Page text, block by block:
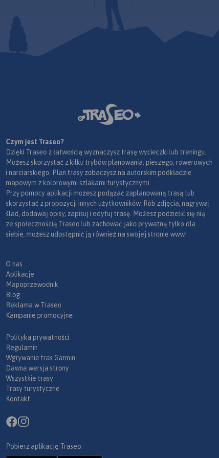
Czym jest Traseo?
Dzięki Traseo z łatwością wyznaczysz trasę wycieczki lub treningu.
Możesz skorzystać z kilku trybów planowania: pieszego, rowerowych
i narciarskiego. Plan trasy zobaczysz na autorskim podkładzie
mapowym z kolorowymi szlakami turystycznymi.
Przy pomocy aplikacji możesz podążać zaplanowaną trasą lub
skorzystać z propozycji innych użytkowników. Rób zdjęcia, nagrywaj
ślad, dodawaj opisy, zapisuj i edytuj trasę. Możesz podzielić się nią
ze społecznością Traseo lub zachować jako prywatną tylko dla
siebie, możesz udostępnić ją również na swojej stronie www!
O nas
Aplikacje
Mapoprzewodnik
Blog
Reklama w Traseo
Kampanie promocyjne
Polityka prywatności
Regulamin
Wgrywanie tras Garmin
Dawna wersja strony
Wszystkie trasy
Trasy turystyczne
Kontakt
Pobierz aplikację Traseo: